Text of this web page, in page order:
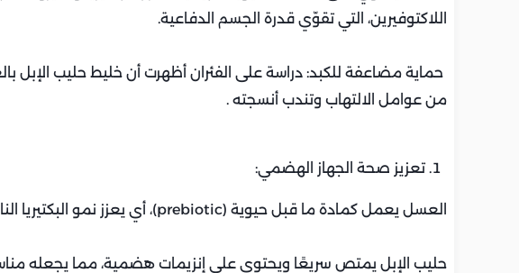
اللاكتوفيرين، التي تقوّي قدرة الجسم الدفاعية.
حماية مضاعفة للكبد: دراسة على الفئران أظهرت أن خليط حليب
من عوامل الالتهاب وتندب أنسجته .
تعزيز صحة الجهاز الهضمي:
العسل يعمل كمادة ما قبل حيوية (prebiotic)، أي يعزز نمو البكتيريا النافعة في الأمعاء .
حليب الإبل يمتص سريعًا ويحتوي على إنزيمات هضمية، مما يجعله